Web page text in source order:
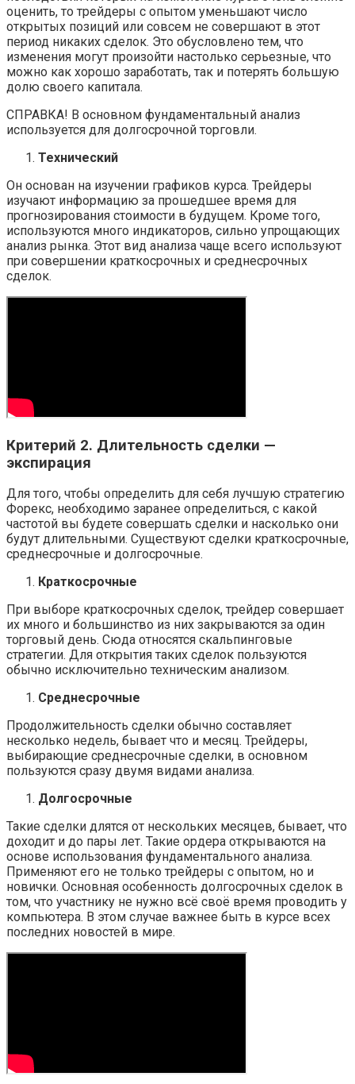
оценить, то трейдеры с опытом уменьшают число
открытых позиций или совсем не совершают в этот
период никаких сделок. Это обусловлено тем, что
изменения могут произойти настолько серьезные, что
можно как хорошо заработать, так и потерять большую
долю своего капитала.
СПРАВКА! В основном фундаментальный анализ
используется для долгосрочной торговли.
Технический
Он основан на изучении графиков курса. Трейдеры
изучают информацию за прошедшее время для
прогнозирования стоимости в будущем. Кроме того,
используются много индикаторов, сильно упрощающих
анализ рынка. Этот вид анализа чаще всего используют
при совершении краткосрочных и среднесрочных
сделок.
Критерий 2. Длительность сделки —
экспирация
Для того, чтобы определить для себя лучшую стратегию
Форекс, необходимо заранее определиться, с какой
частотой вы будете совершать сделки и насколько они
будут длительными. Существуют сделки краткосрочные,
среднесрочные и долгосрочные.
Краткосрочные
При выборе краткосрочных сделок, трейдер совершает
их много и большинство из них закрываются за один
торговый день. Сюда относятся скальпинговые
стратегии. Для открытия таких сделок пользуются
обычно исключительно техническим анализом.
Среднесрочные
Продолжительность сделки обычно составляет
несколько недель, бывает что и месяц. Трейдеры,
выбирающие среднесрочные сделки, в основном
пользуются сразу двумя видами анализа.
Долгосрочные
Такие сделки длятся от нескольких месяцев, бывает, что
доходит и до пары лет. Такие ордера открываются на
основе использования фундаментального анализа.
Применяют его не только трейдеры с опытом, но и
новички. Основная особенность долгосрочных сделок в
том, что участнику не нужно всё своё время проводить у
компьютера. В этом случае важнее быть в курсе всех
последних новостей в мире.